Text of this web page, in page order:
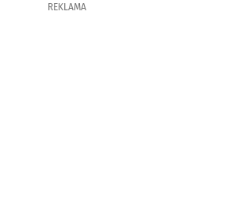
REKLAMA